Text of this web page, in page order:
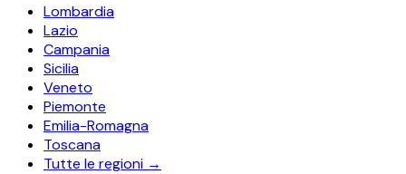
Lombardia
Lazio
Campania
Sicilia
Veneto
Piemonte
Emilia-Romagna
Toscana
Tutte le regioni →